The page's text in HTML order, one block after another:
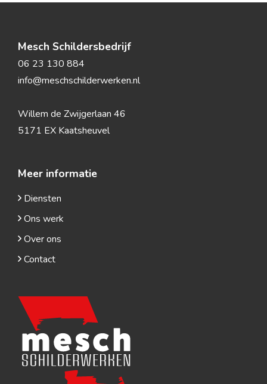
Mesch Schildersbedrijf
06 23 130 884
info@meschschilderwerken.nl
Willem de Zwijgerlaan 46
5171 EX Kaatsheuvel
Meer informatie
Diensten
Ons werk
Over ons
Contact